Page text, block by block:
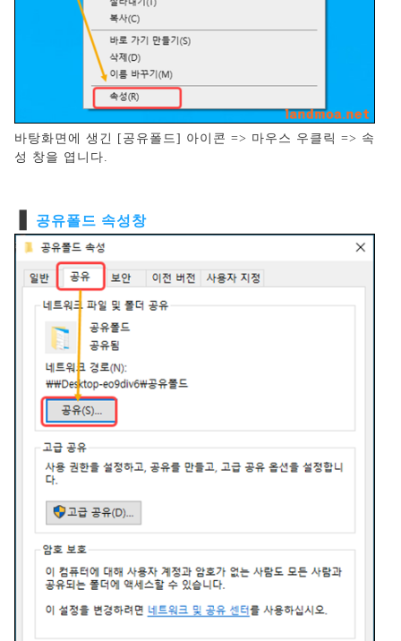
바탕화면에 생긴 [공유폴드] 아이콘 => 마우스 우클릭 => 속
성 창을 엽니다.
공유폴드 속성창